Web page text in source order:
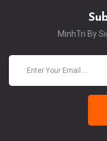
MinhTri By